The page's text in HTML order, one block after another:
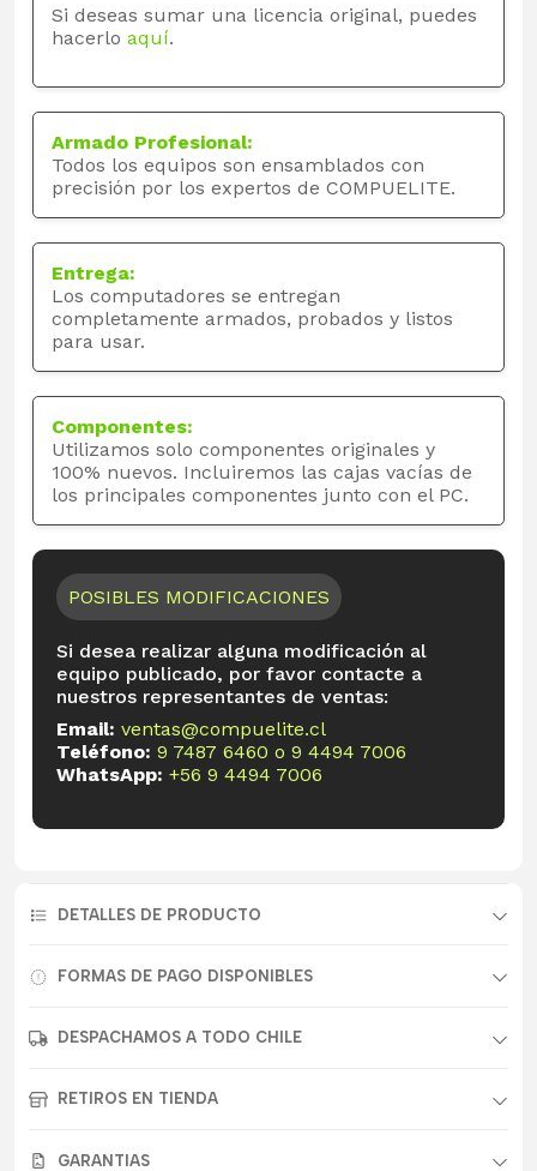
Si deseas sumar una licencia original, puedes
hacerlo aquí.
Armado Profesional:
Todos los equipos son ensamblados con
precisión por los expertos de COMPUELITE.
Entrega:
Los computadores se entregan
completamente armados, probados y listos
para usar.
Componentes:
Utilizamos solo componentes originales y
100% nuevos. Incluiremos las cajas vacías de
los principales componentes junto con el PC.
POSIBLES MODIFICACIONES
Si desea realizar alguna modificación al
equipo publicado, por favor contacte a
nuestros representantes de ventas:
Email: ventas@compuelite.cl
Teléfono: 9 7487 6460 o 9 4494 7006
WhatsApp: +56 9 4494 7006
DETALLES DE PRODUCTO
FORMAS DE PAGO DISPONIBLES
DESPACHAMOS A TODO CHILE
RETIROS EN TIENDA
GARANTIAS